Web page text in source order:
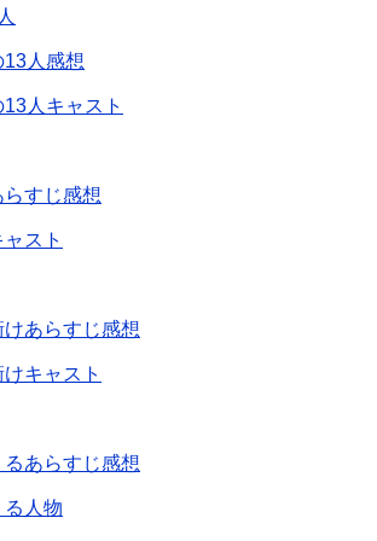
人感想
人キャスト
すじ感想
スト
あらすじ感想
キャスト
るあらすじ感想
る人物